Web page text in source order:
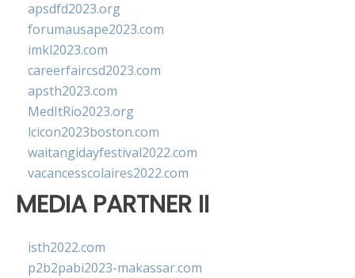
apsdfd2023.org
forumausape2023.com
imkl2023.com
careerfaircsd2023.com
apsth2023.com
MedItRio2023.org
lcicon2023boston.com
waitangidayfestival2022.com
vacancesscolaires2022.com
MEDIA PARTNER II
isth2022.com
p2b2pabi2023-makassar.com